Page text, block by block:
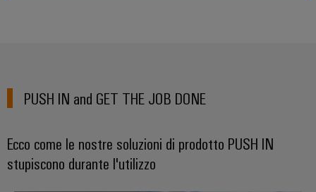
PUSH IN and GET THE JOB DONE
Ecco come le nostre soluzioni di prodotto PUSH IN
stupiscono durante l'utilizzo